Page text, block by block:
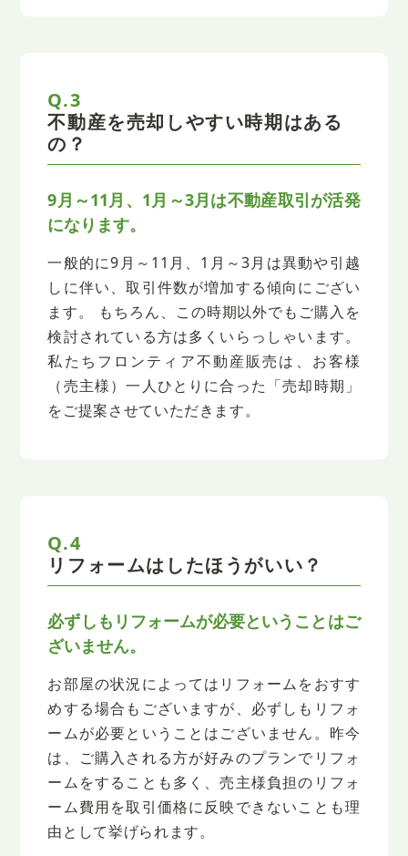
Q.3
不動産を売却しやすい時期はある
の？
9月～11月、1月～3月は不動産取引が活発
になります。
一般的に9月～11月、1月～3月は異動や引越
しに伴い、取引件数が増加する傾向にござい
ます。
もちろん、この時期以外でもご購入を
検討されている方は多くいらっしゃいます。
私たちフロンティア不動産販売は、お客様
（売主様）一人ひとりに合った「売却時期」
をご提案させていただきます。
Q.4
リフォームはしたほうがいい？
必ずしもリフォームが必要ということはご
ざいません。
お部屋の状況によってはリフォームをおすす
めする場合もございますが、 必ずしもリフォ
ームが必要ということはございません。 昨今
は、ご購入される方が好みのプランでリフォ
ームをすることも多く、売主様負担のリフォ
ーム費用を取引価格に反映できないことも理
由として挙げられます。